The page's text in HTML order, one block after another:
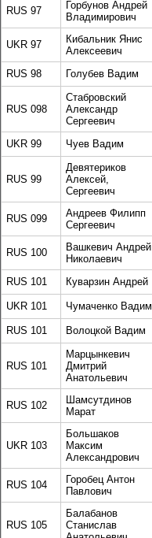
RUS 97
Горбунов Андрей
Владимирович
UKR 97
Кибальник Янис
Алексеевич
RUS 98 Голубев Вадим
RUS 098
Стабровский
Александр
Сергеевич
UKR 99 Чуев Вадим
RUS 99
Девятериков
Алексей,
Сергеевич
RUS 099
Андреев Филипп
Сергеевич
RUS 100
Вашкевич Андрей
Николаевич
RUS 101 Куварзин Андрей
UKR 101 Чумаченко Вадим
RUS 101 Волоцкой Вадим
RUS 101
Марцынкевич
Дмитрий
Анатольевич
RUS 102
Шамсутдинов
Марат
UKR 103
Большаков
Максим
Александрович
RUS 104
Горобец Антон
Павлович
RUS 105
Балабанов
Станислав